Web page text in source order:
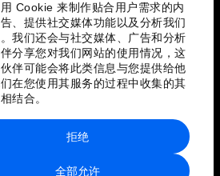
Cookie 来制作贴合用户需求的内
、提供社交媒体功能以及分析我们
我们还会与社交媒体、广告和分析
分享您对我们网站的使用情况，这
伴可能会将此类信息与您提供给他
在您使用其服务的过程中收集的其
结合。
全部允许
拒绝